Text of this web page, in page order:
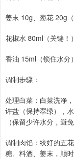
姜末 10g、葱花 20g（
花椒水 80ml（关键！）
香油 15ml（锁住水分）
调制步骤：
处理白菜：白菜洗净
许盐（保持翠绿），
（保留少许水分，避
调制肉馅：绞好的五
糖、料酒、姜末，顺